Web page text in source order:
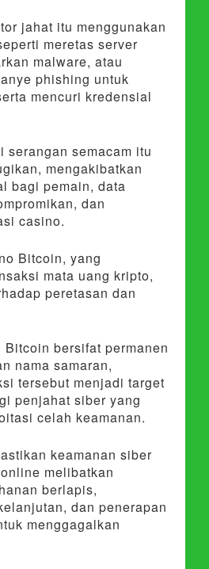
jahat itu menggunakan
meretas server
malware, atau
phishing untuk
mencuri kredensial
serangan semacam itu
mengakibatkan
bagi pemain, data
dan
casino.
Bitcoin, yang
mata uang kripto,
peretasan dan
bersifat permanen
nama samaran,
tersebut menjadi target
penjahat siber yang
celah keamanan.
keamanan siber
melibatkan
berlapis,
dan penerapan
menggagalkan